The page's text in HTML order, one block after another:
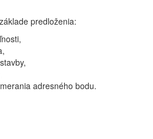
predloženia:
adresného bodu.